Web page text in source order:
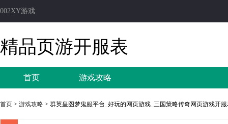
002XY游戏
精品页游开服表
首页 游戏攻略
首页 > 游戏攻略 > 群英皇图梦鬼服平台_好玩的网页游戏_三国策略传奇网页游戏开